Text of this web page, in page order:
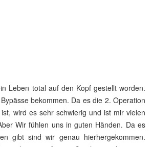
C. stand vor einer herausfordenden
Leben total auf den Kopf gestellt worden.
bekommen. Da es die 2. Operation
wird es sehr schwierig und ist mir vielen
Wir fühlen uns in guten Händen. Da es
gibt sind wir genau hierhergekommen.